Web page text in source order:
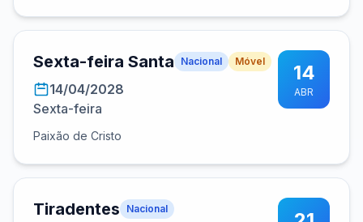
Sexta-feira Santa Nacional Móvel
14/04/2028
Sexta-feira
Paixão de Cristo
14
ABR
Tiradentes Nacional